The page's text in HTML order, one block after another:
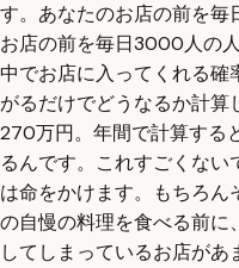
す。あなたのお店の前を毎
お店の前を毎日3000人の
中でお店に入ってくれる確
がるだけでどうなるか計算
270万円。年間で計算する
るんです。これすごくな
は命をかけます。もちろ
の自慢の料理を食べる前に
してしまっているお店が